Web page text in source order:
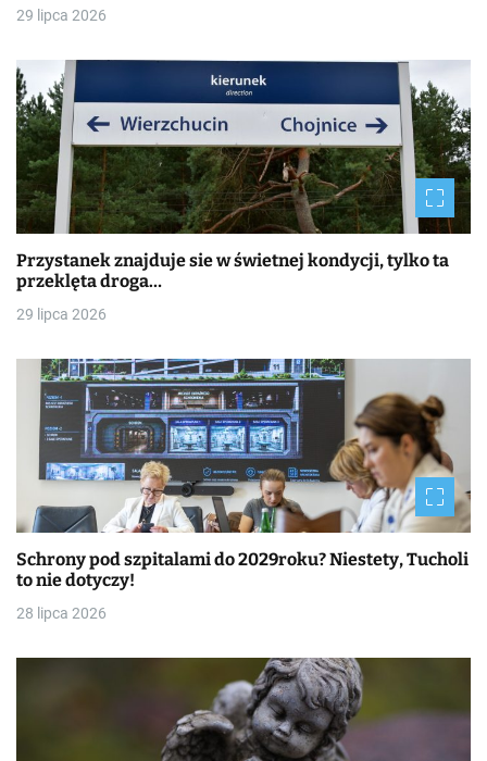
29 lipca 2026
Przystanek znajduje sie w świetnej kondycji, tylko ta
przeklęta droga…
29 lipca 2026
Schrony pod szpitalami do 2029roku? Niestety, Tucholi
to nie dotyczy!
28 lipca 2026